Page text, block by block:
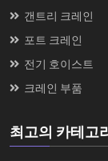
갠트리 크레인
포트 크레인
전기 호이스트
크레인 부품
최고의 카테고